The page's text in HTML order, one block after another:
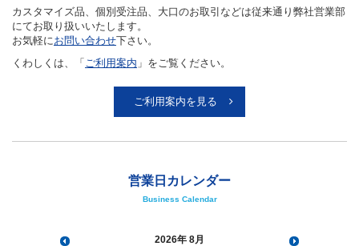
カスタマイズ品、個別受注品、大口のお取引などは従来通り弊社営業部
にてお取り扱いいたします。
お気軽に お問い合わせ下さい。
くわしくは、「 ご利用案内 」をご覧ください。
ご利用案内を見る
営業日カレンダー
Business Calendar
2026 8月